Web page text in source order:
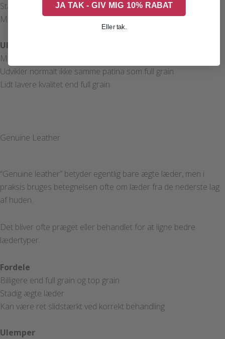
Stadig stærkt og holdbart
Mere modstandsdygtigt overfor pletter end full grain
Ulemper
Mindre naturligt udtryk
Udvikler normalt ikke samme patina som full grain
Lidt lavere kvalitet end full grain
Genuine Leather
“Genuine leather” betyder egentlig bare ægte læder, men i
praksis bruges betegnelsen ofte om læder fra de nederste lag
af huden.
Det bliver ofte præget eller behandlet for at ligne bedre
lædertyper.
Fordele
Billigere end full grain og top grain
Stadig ægte læder
Kan være ret slidstærkt ved korrekt behandling
Ulemper
JA TAK - GIV MIG 10% RABAT
Eller tak.